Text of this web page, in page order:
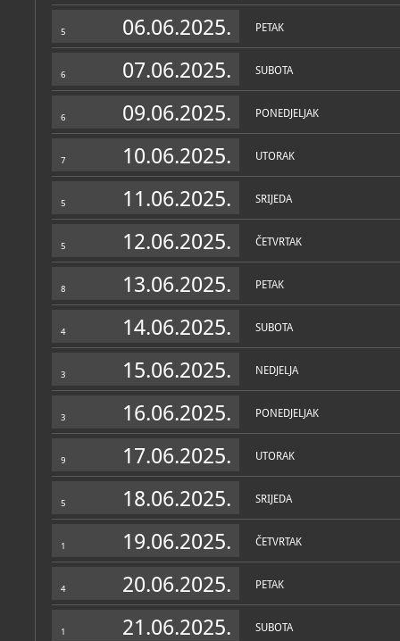
5 06.06.2025. PETAK
6 07.06.2025. SUBOTA
6 09.06.2025. PONEDJELJAK
7 10.06.2025. UTORAK
5 11.06.2025. SRIJEDA
5 12.06.2025. ČETVRTAK
8 13.06.2025. PETAK
4 14.06.2025. SUBOTA
3 15.06.2025. NEDJELJA
3 16.06.2025. PONEDJELJAK
9 17.06.2025. UTORAK
5 18.06.2025. SRIJEDA
1 19.06.2025. ČETVRTAK
4 20.06.2025. PETAK
1 21.06.2025. SUBOTA
Zbirke